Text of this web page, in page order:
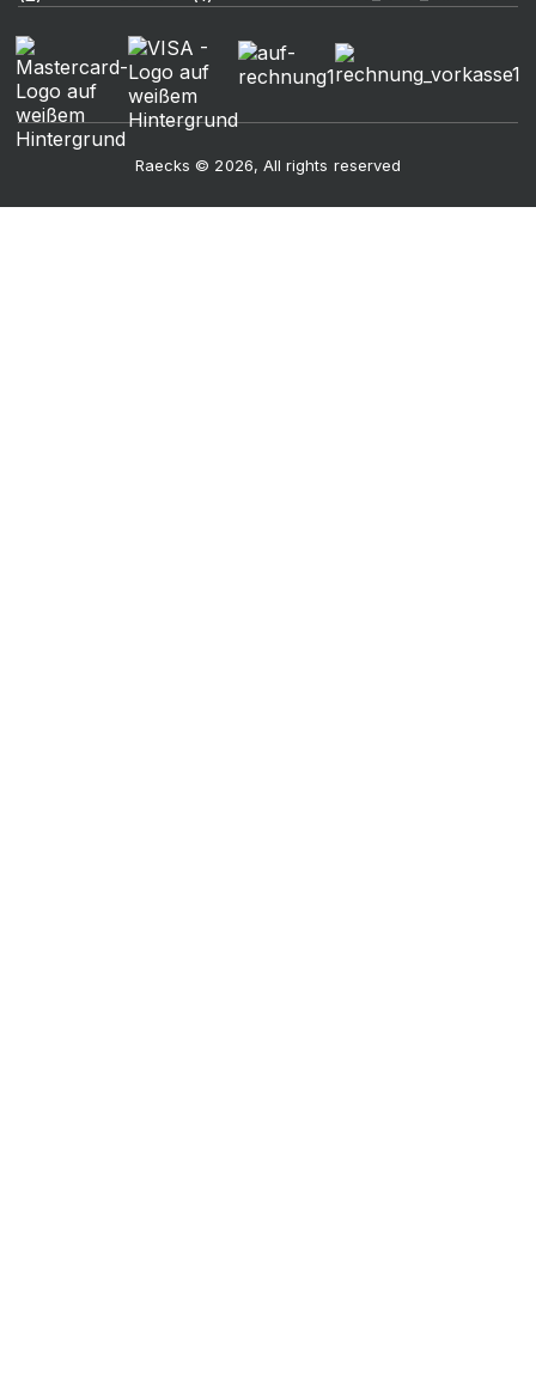
Raecks © 2026, All rights reserved